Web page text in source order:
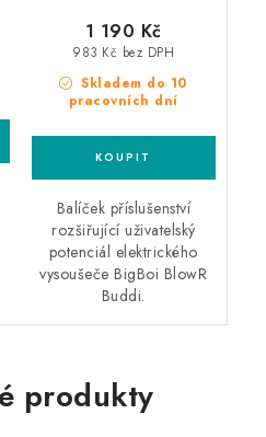
Skladem do 10
pracovních dní
983 Kč bez DPH
1 190 Kč
Balíček příslušenství
rozšiřující uživatelský
potenciál elektrického
vysoušeče BigBoi BlowR
Buddi.
produkty